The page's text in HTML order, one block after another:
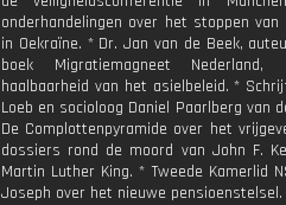
onderhandelingen over het stoppen van
in Oekraïne. * Dr. Jan van de Beek,
boek Migratiemagneet
haalbaarheid van het asielbeleid. *
Loeb en socioloog Daniel Paarlberg van
De Complottenpyramide over het
dossiers rond de moord van John F.
Martin Luther King. * Tweede Kamerlid
Joseph over het nieuwe pensioenstelsel.